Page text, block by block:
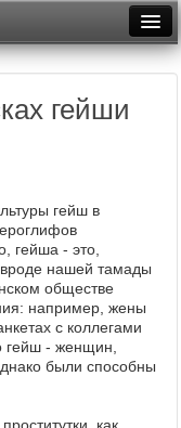
гейши
гейш в
гейша - это,
вроде нашей тамады
обществе
например, жены
с коллегами
гейш - женщин,
были способны